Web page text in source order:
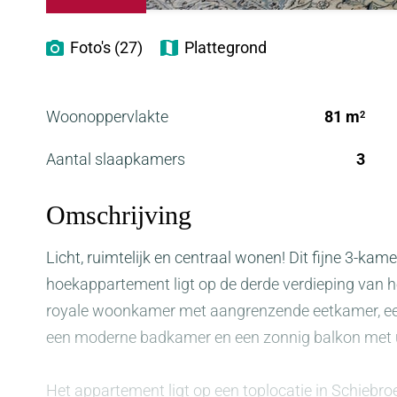
Foto's (27) Plattegrond
Woonoppervlakte 81 m2
Aantal slaapkamers 3
Omschrijving
Licht, ruimtelijk en centraal wonen! Dit fijne 3-
hoekappartement ligt op de derde verdieping van
royale woonkamer met aangrenzende eetkamer,
een moderne badkamer en een zonnig balkon
Het appartement ligt op een toplocatie in